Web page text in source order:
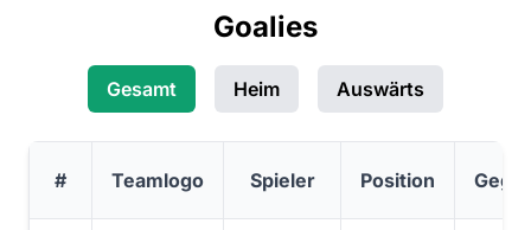
Goalies
Gesamt Heim Auswärts
# Teamlogo Spieler Position